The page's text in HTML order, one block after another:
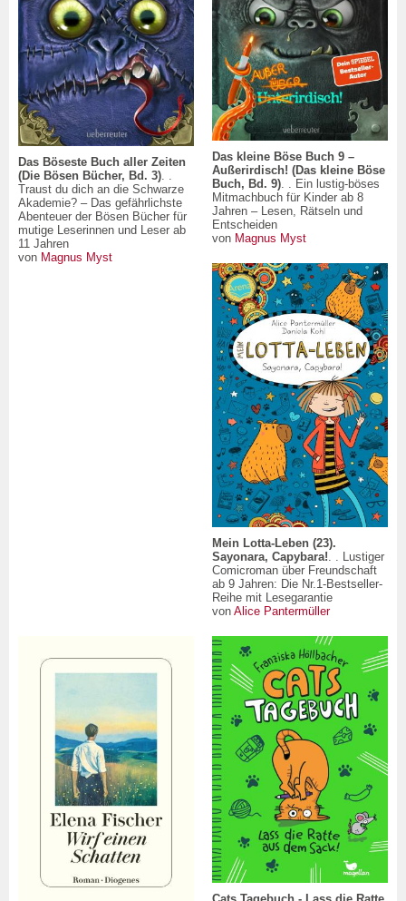
Das Böseste Buch aller Zeiten
(Die Bösen Bücher, Bd. 3). .
Traust du dich an die Schwarze
Akademie? – Das gefährlichste
Abenteuer der Bösen Bücher für
mutige Leserinnen und Leser ab
11 Jahren
von Magnus Myst
Das kleine Böse Buch 9 –
Außerirdisch! (Das kleine Böse
Buch, Bd. 9) . . Ein lustig-böses
Mitmachbuch für Kinder ab 8
Jahren – Lesen, Rätseln und
Entscheiden
von Magnus Myst
Mein Lotta-Leben (23).
Sayonara, Capybara! . . Lustiger
Comicroman über Freundschaft
ab 9 Jahren: Die Nr.1-Bestseller-
Reihe mit Lesegarantie
von Alice Pantermüller